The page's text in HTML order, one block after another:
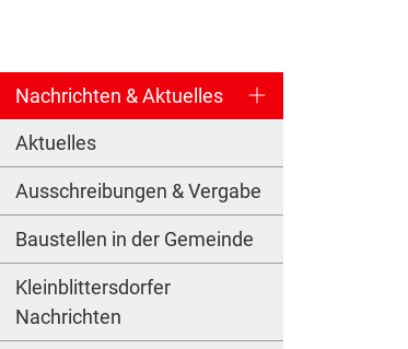
Nachrichten & Aktuelles
Aktuelles
Ausschreibungen & Vergabe
Baustellen in der Gemeinde
Kleinblittersdorfer
Nachrichten